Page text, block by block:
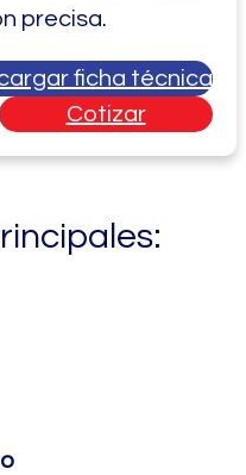
precisa.
ficha técnica
Cotizar